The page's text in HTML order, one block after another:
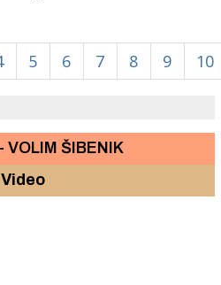
5 6 7 8 9 10
VOLIM ŠIBENIK
Video